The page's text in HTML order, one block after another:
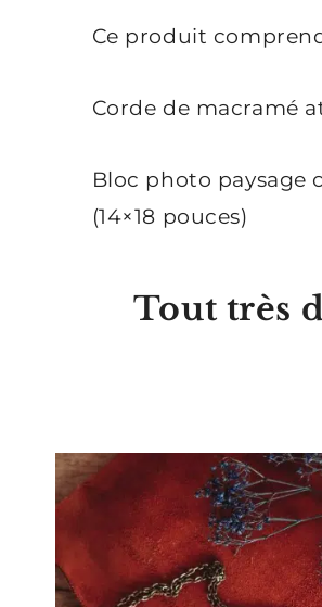
Ce produit
Corde de macramé
Bloc photo paysage
(14×18 pouces)
Tout très